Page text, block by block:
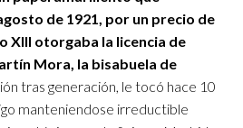
de 1921, por un precio de
XIII otorgaba la licencia de
Mora, la bisabuela de
tras generación, le tocó hace 10
manteniendose irreductible